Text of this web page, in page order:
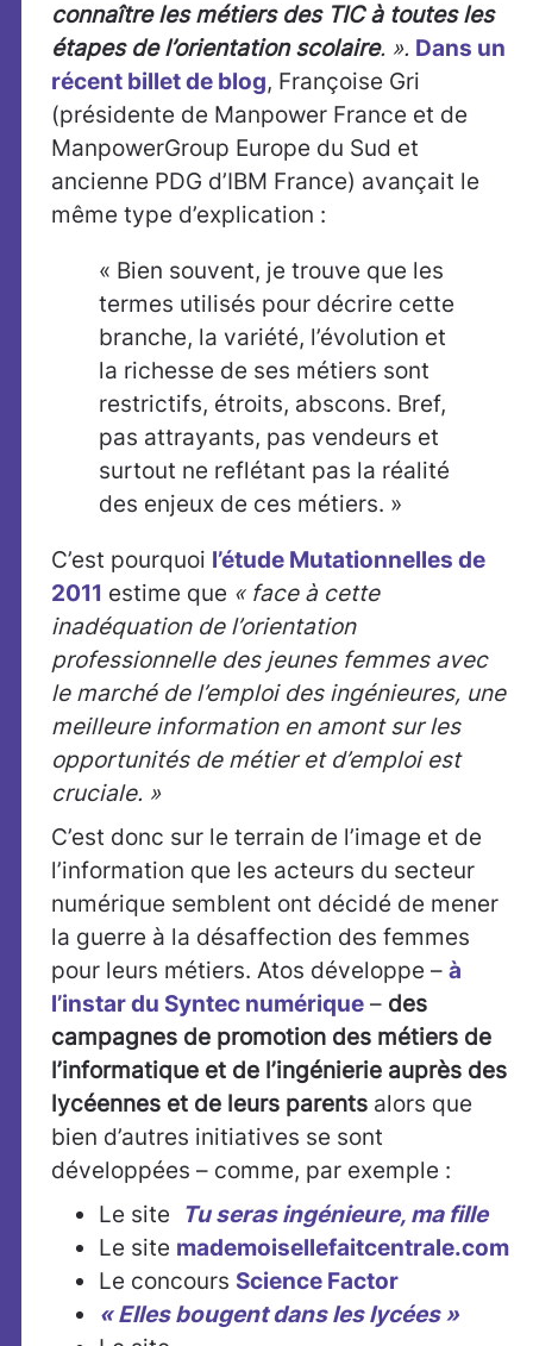
connaître les métiers des TIC à toutes les
étapes de l’orientation scolaire. ». Dans un
récent billet de blog, Françoise Gri
(présidente de Manpower France et de
ManpowerGroup Europe du Sud et
ancienne PDG d’IBM France) avançait le
même type d’explication :
« Bien souvent, je trouve que les
termes utilisés pour décrire cette
branche, la variété, l’évolution et
la richesse de ses métiers sont
restrictifs, étroits, abscons. Bref,
pas attrayants, pas vendeurs et
surtout ne reflétant pas la réalité
des enjeux de ces métiers. »
C’est pourquoi l’étude Mutationnelles de
2011 estime que « face à cette
inadéquation de l’orientation
professionnelle des jeunes femmes avec
le marché de l’emploi des ingénieures, une
meilleure information en amont sur les
opportunités de métier et d’emploi est
cruciale. »
C’est donc sur le terrain de l’image et de
l’information que les acteurs du secteur
numérique semblent ont décidé de mener
la guerre à la désaffection des femmes
pour leurs métiers. Atos développe – à
l’instar du Syntec numérique – des
campagnes de promotion des métiers de
l’informatique et de l’ingénierie auprès des
lycéennes et de leurs parents alors que
bien d’autres initiatives se sont
développées – comme, par exemple :
Le site
Tu seras ingénieure, ma fille
Le site mademoisellefaitcentrale.com
Le concours Science Factor
« Elles bougent dans les lycées »